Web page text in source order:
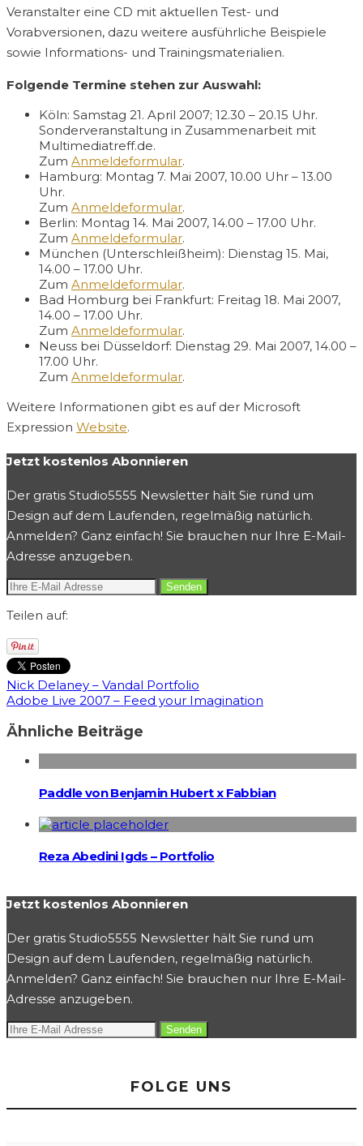
Veranstalter eine CD mit aktuellen Test- und
Vorabversionen, dazu weitere ausführliche Beispiele
sowie Informations- und Trainingsmaterialien.
Folgende Termine stehen zur Auswahl:
Köln: Samstag 21. April 2007; 12.30 – 20.15 Uhr.
Sonderveranstaltung in Zusammenarbeit mit
Multimediatreff.de.
Zum Anmeldeformular.
Hamburg: Montag 7. Mai 2007, 10.00 Uhr – 13.00
Uhr.
Zum Anmeldeformular.
Berlin: Montag 14. Mai 2007, 14.00 – 17.00 Uhr.
Zum Anmeldeformular.
München (Unterschleißheim): Dienstag 15. Mai,
14.00 – 17.00 Uhr.
Zum Anmeldeformular.
Bad Homburg bei Frankfurt: Freitag 18. Mai 2007,
14.00 – 17.00 Uhr.
Zum Anmeldeformular.
Neuss bei Düsseldorf: Dienstag 29. Mai 2007, 14.00 –
17.00 Uhr.
Zum Anmeldeformular.
Weitere Informationen gibt es auf der Microsoft
Expression Website.
Jetzt kostenlos Abonnieren
Der gratis Studio5555 Newsletter hält Sie rund um
Design auf dem Laufenden, regelmäßig natürlich.
Anmelden? Ganz einfach! Sie brauchen nur Ihre E-Mail-
Adresse anzugeben.
Teilen auf:
Nick Delaney – Vandal Portfolio
Adobe Live 2007 – Feed your Imagination
Ähnliche Beiträge
Paddle von Benjamin Hubert x Fabbian
Reza Abedini Igds – Portfolio
Jetzt kostenlos Abonnieren
Der gratis Studio5555 Newsletter hält Sie rund um
Design auf dem Laufenden, regelmäßig natürlich.
Anmelden? Ganz einfach! Sie brauchen nur Ihre E-Mail-
Adresse anzugeben.
FOLGE UNS